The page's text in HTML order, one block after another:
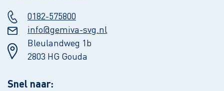
0182-575800
info@gemiva-svg.nl
Bleulandweg 1b
2803 HG Gouda
Snel naar: